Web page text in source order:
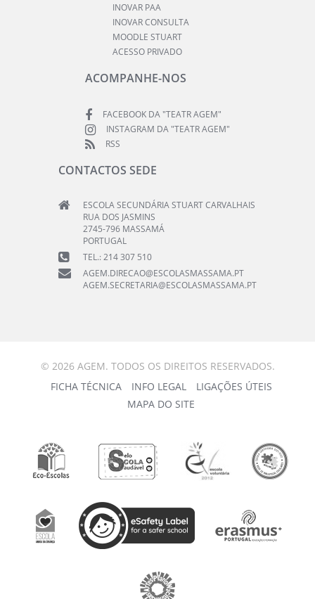
INOVAR PAA
INOVAR CONSULTA
MOODLE STUART
ACESSO PRIVADO
ACOMPANHE-NOS
FACEBOOK DA "TEATR AGEM"
INSTAGRAM DA "TEATR AGEM"
RSS
CONTACTOS SEDE
ESCOLA SECUNDÁRIA STUART CARVALHAIS
RUA DOS JASMINS
2745-796 MASSAMÁ
PORTUGAL
TEL.: 214 307 510
AGEM.DIRECAO@ESCOLASMASSAMA.PT
AGEM.SECRETARIA@ESCOLASMASSAMA.PT
© 2026 AGEM. TODOS OS DIREITOS RESERVADOS.
FICHA TÉCNICA
INFO LEGAL
LIGAÇÕES ÚTEIS
MAPA DO SITE